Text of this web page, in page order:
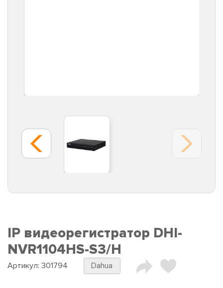
IP видеорегистратор DHI-
NVR1104HS-S3/H
Артикул: 301794 Dahua